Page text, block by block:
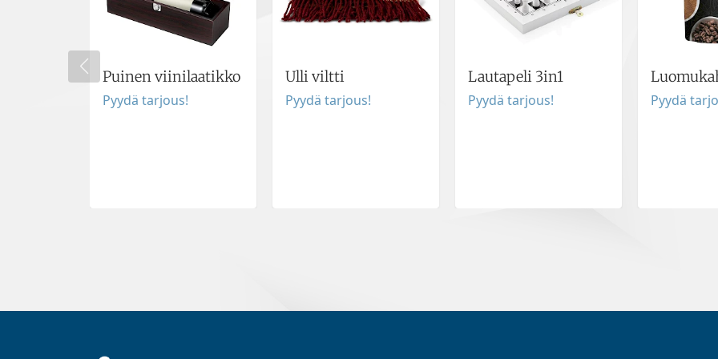
Puinen viinilaatikko
Pyydä tarjous!
Ulli viltti
Pyydä tarjous!
Lautapeli 3in1
Pyydä tarjous! Pyydä